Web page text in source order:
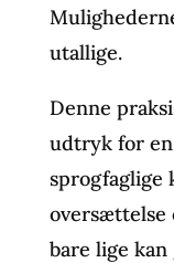
utallige.
Denne
udtryk for
sprogfaglige
oversættelse
bare lige